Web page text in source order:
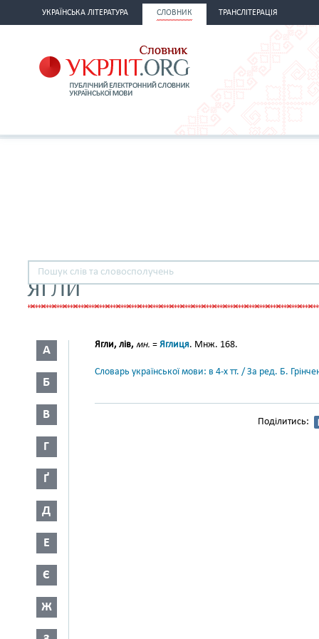
УКРАЇНСЬКА ЛІТЕРАТУРА СЛОВНИК ТРАНСЛІТЕРАЦІЯ
ЯГЛИ
А
Б
В
Г
Ґ
Д
Е
Є
Ж
Ягли, лів, мн. = Яглиця. Мнж. 168.
Словарь української мови: в 4-х тт. / За ред. Б.
Поділитись: